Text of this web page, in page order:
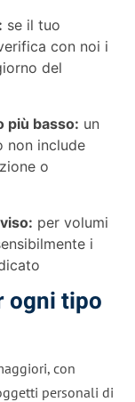
se il tuo
con noi i
del
più basso: un
non include
o
per volumi
i
ogni tipo
con
personali di